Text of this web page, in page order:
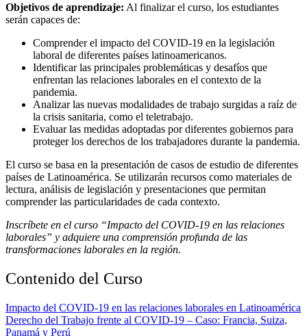
Objetivos de aprendizaje: Al finalizar el curso, los estudiantes
serán capaces de:
Comprender el impacto del COVID-19 en la legislación
laboral de diferentes países latinoamericanos.
Identificar las principales problemáticas y desafíos que
enfrentan las relaciones laborales en el contexto de la
pandemia.
Analizar las nuevas modalidades de trabajo surgidas a raíz de
la crisis sanitaria, como el teletrabajo.
Evaluar las medidas adoptadas por diferentes gobiernos para
proteger los derechos de los trabajadores durante la pandemia.
El curso se basa en la presentación de casos de estudio de diferentes
países de Latinoamérica. Se utilizarán recursos como materiales de
lectura, análisis de legislación y presentaciones que permitan
comprender las particularidades de cada contexto.
Inscríbete en el curso “Impacto del COVID-19 en las relaciones
laborales” y adquiere una comprensión profunda de las
transformaciones laborales en la región.
Contenido del Curso
Impacto del COVID-19 en las relaciones laborales en Latinoamérica
Derecho del Trabajo frente al COVID-19 – Caso: Francia, Suiza,
Panamá y Perú